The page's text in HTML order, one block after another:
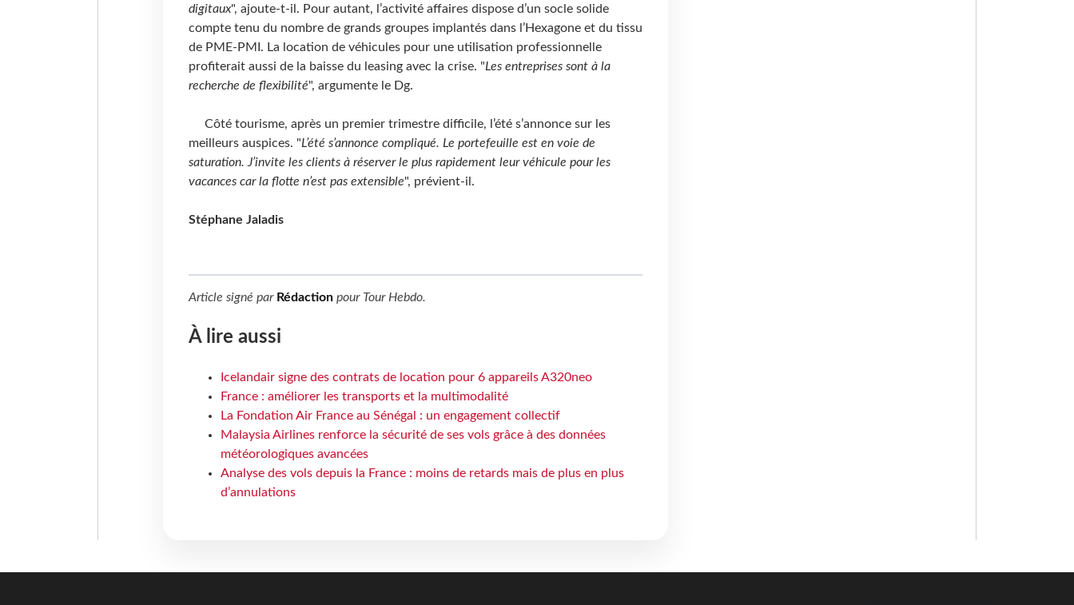
digitaux", ajoute-t-il. Pour autant, l’activité affaires dispose d’un socle solide
compte tenu du nombre de grands groupes implantés dans l’Hexagone et du tissu
de PME-PMI. La location de véhicules pour une utilisation professionnelle
profiterait aussi de la baisse du leasing avec la crise. "Les entreprises sont à la
recherche de flexibilité", argumente le Dg.
Côté tourisme, après un premier trimestre difficile, l’été s’annonce sur les
meilleurs auspices. "L’été s’annonce compliqué. Le portefeuille est en voie de
saturation. J’invite les clients à réserver le plus rapidement leur véhicule pour les
vacances car la flotte n’est pas extensible", prévient-il.
Stéphane Jaladis
Article signé par Rédactionpour Tour Hebdo.
À lire aussi
Icelandair signe des contrats de location pour 6 appareils A320neo
France : améliorer les transports et la multimodalité
La Fondation Air France au Sénégal : un engagement collectif
Malaysia Airlines renforce la sécurité de ses vols grâce à des données
météorologiques avancées
Analyse des vols depuis la France : moins de retards mais de plus en plus
d’annulations